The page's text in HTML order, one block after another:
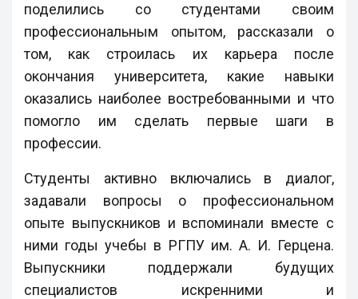
поделились со студентами своим
профессиональным опытом, рассказали о
том, как строилась их карьера после
окончания университета, какие навыки
оказались наиболее востребованными и что
помогло им сделать первые шаги в
профессии.
Студенты активно включались в диалог,
задавали вопросы о профессиональном
опыте выпускников и вспоминали вместе с
ними годы учебы в РГПУ им. А. И. Герцена.
Выпускники поддержали будущих
специалистов искренними и